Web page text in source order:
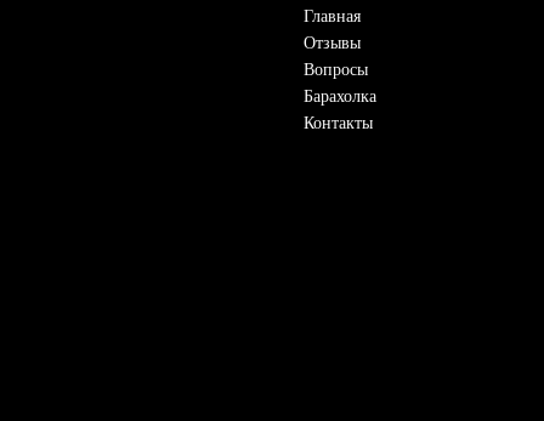
Главная
Отзывы
Вопросы
Барахолка
Контакты